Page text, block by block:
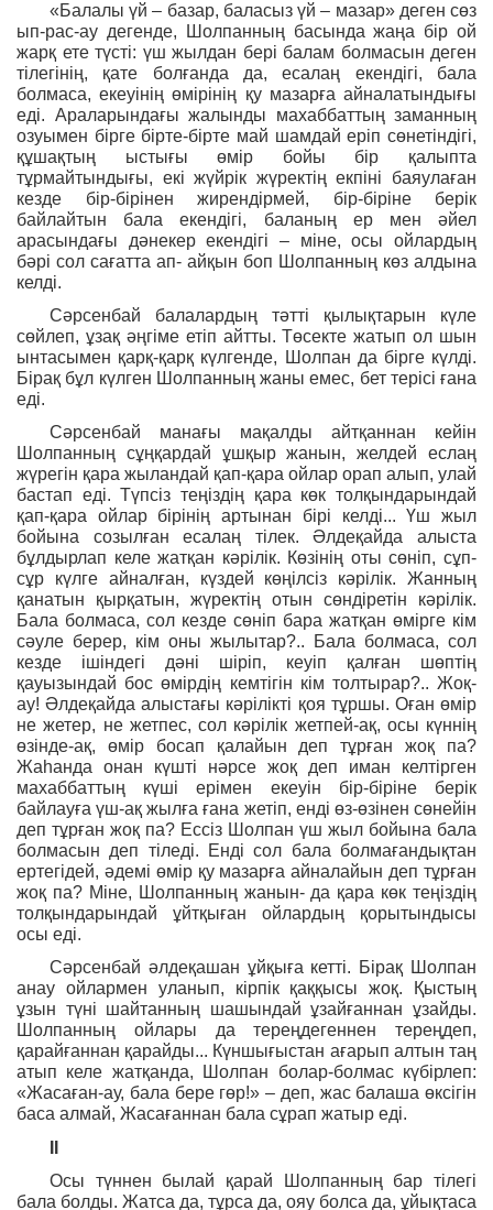
«Балалы үй – базар, баласыз үй – мазар» деген сөз
ып-рас-ау дегенде, Шолпанның басында жаңа бір ой
жарқ ете түсті: үш жылдан бері балам болмасын деген
тілегінің, қате болғанда да, есалаң екендігі, бала
болмаса, екеуінің өмірінің қу мазарға айналатындығы
еді. Араларындағы жалынды махаббаттың заманның
озуымен бірге бірте-бірте май шамдай еріп сөнетіндігі,
құшақтың ыстығы өмір бойы бір қалыпта
тұрмайтындығы, екі жүйрік жүректің екпіні баяулаған
кезде бір-бірінен жирендірмей, бір-біріне берік
байлайтын бала екендігі, баланың ер мен әйел
арасындағы дәнекер екендігі – міне, осы ойлардың
бәрі сол сағатта ап- айқын боп Шолпанның көз алдына
келді.
Сәрсенбай балалардың тәтті қылықтарын күле
сөйлеп, ұзақ әңгіме етіп айтты. Төсекте жатып ол шын
ынтасымен қарқ-қарқ күлгенде, Шолпан да бірге күлді.
Бірақ бұл күлген Шолпанның жаны емес, бет терісі ғана
еді.
Сәрсенбай манағы мақалды айтқаннан кейін
Шолпанның сұңқардай ұшқыр жанын, желдей еслаң
жүрегін қара жыландай қап-қара ойлар орап алып, улай
бастап еді. Түпсіз теңіздің қара көк толқындарындай
қап-қара ойлар бірінің артынан бірі келді... Үш жыл
бойына созылған есалаң тілек. Әлдеқайда алыста
бұлдырлап келе жатқан кәрілік. Көзінің оты сөніп, сұп-
сұр күлге айналған, күздей көңілсіз кәрілік. Жанның
қанатын қырқатын, жүректің отын сөндіретін кәрілік.
Бала болмаса, сол кезде сөніп бара жатқан өмірге кім
сәуле берер, кім оны жылытар?.. Бала болмаса, сол
кезде ішіндегі дәні шіріп, кеуіп қалған шөптің
қауызындай бос өмірдің кемтігін кім толтырар?.. Жоқ-
ау! Әлдеқайда алыстағы кәрілікті қоя тұршы. Оған өмір
не жетер, не жетпес, сол кәрілік жетпей-ақ, осы күннің
өзінде-ақ, өмір босап қалайын деп тұрған жоқ па?
Жаһанда онан күшті нәрсе жоқ деп иман келтірген
махаббаттың күші ерімен екеуін бір-біріне берік
байлауға үш-ақ жылға ғана жетіп, енді өз-өзінен сөнейін
деп тұрған жоқ па? Ессіз Шолпан үш жыл бойына бала
болмасын деп тіледі. Енді сол бала болмағандықтан
ертегідей, әдемі өмір қу мазарға айналайын деп тұрған
жоқ па? Міне, Шолпанның жанын- да қара көк теңіздің
толқындарындай ұйтқыған ойлардың қорытындысы
осы еді.
Сәрсенбай әлдеқашан ұйқыға кетті. Бірақ Шолпан
анау ойлармен уланып, кірпік қаққысы жоқ. Қыстың
ұзын түні шайтанның шашындай ұзайғаннан ұзайды.
Шолпанның ойлары да тереңдегеннен тереңдеп,
қарайғаннан қарайды... Күншығыстан ағарып алтын таң
атып келе жатқанда, Шолпан болар-болмас күбірлеп:
«Жасаған-ау, бала бере гөр!» – деп, жас балаша өксігін
баса алмай, Жасағаннан бала сұрап жатыр еді.
ІІ
Осы түннен былай қарай Шолпанның бар тілегі
бала болды. Жатса да, тұрса да, ояу болса да, ұйықтаса